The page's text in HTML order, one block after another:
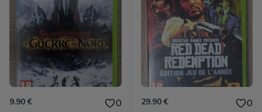
9.90 € 0 29.90 € 0